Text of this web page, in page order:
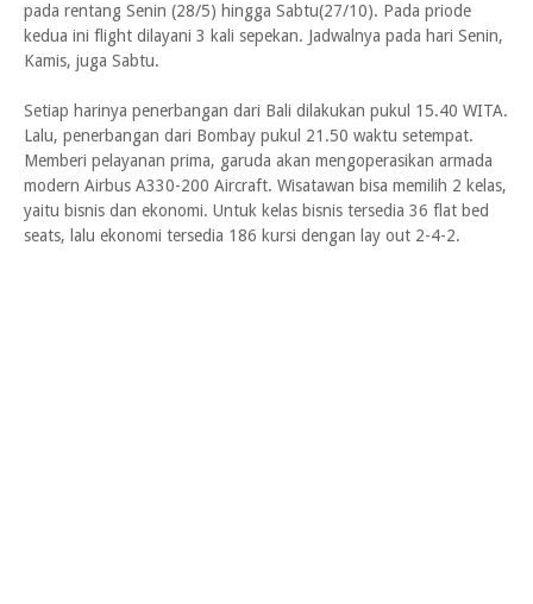
pada rentang Senin (28/5) hingga Sabtu(27/10). Pada priode
kedua ini flight dilayani 3 kali sepekan. Jadwalnya pada hari Senin,
Kamis, juga Sabtu.
Setiap harinya penerbangan dari Bali dilakukan pukul 15.40 WITA.
Lalu, penerbangan dari Bombay pukul 21.50 waktu setempat.
Memberi pelayanan prima, garuda akan mengoperasikan armada
modern Airbus A330-200 Aircraft. Wisatawan bisa memilih 2 kelas,
yaitu bisnis dan ekonomi. Untuk kelas bisnis tersedia 36 flat bed
seats, lalu ekonomi tersedia 186 kursi dengan lay out 2-4-2.